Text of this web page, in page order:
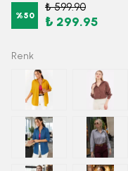
%50
₺ 599.90
₺ 299.95
Renk